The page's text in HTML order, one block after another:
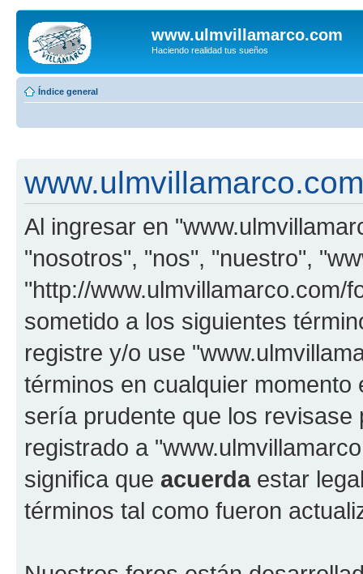
www.ulmvillamarco.com
Haciendo realidad tus sueños
Índice general
Al ingresar en
"nosotros", "nos", "nuestro",
"http://www.ulmvillamarco.com/
sometido a los siguientes
registre y/o use
términos en cualquier
sería prudente que los
registrado a
significa que acuerdaestar
términos tal como fueron